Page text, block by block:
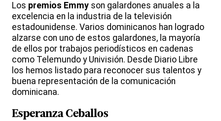
Los premios Emmy son galardones anuales a la
excelencia en la industria de la televisión
estadounidense. Varios dominicanos han logrado
alzarse con uno de estos galardones, la mayoría
de ellos por trabajos periodísticos en cadenas
como Telemundo y Univisión. Desde Diario Libre
los hemos listado para reconocer sus talentos y
buena representación de la comunicación
dominicana.
Esperanza Ceballos